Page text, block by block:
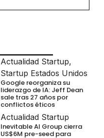
Actualidad Startup,
Startup Estados Unidos
Google reorganiza su
liderazgo de IA: Jeff Dean
sale tras 27 años por
conflictos éticos
Actualidad Startup
Inevitable AI Group cierra
US$6M pre-seed para